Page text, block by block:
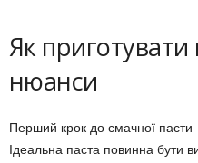
Як приготувати
нюанси
Перший крок до смачної пасти
Ідеальна паста повинна бути